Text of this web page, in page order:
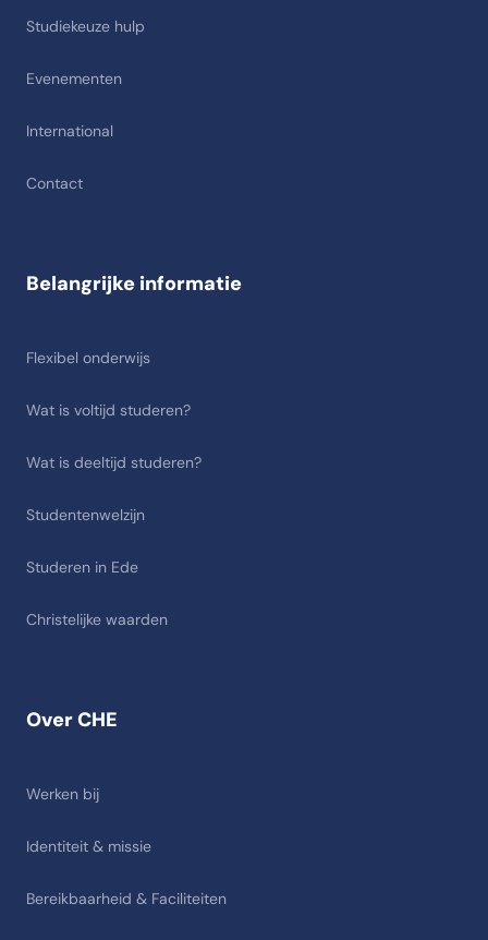
Studiekeuze hulp
Evenementen
International
Contact
Over CHE
Werken bij
Identiteit & missie
Bereikbaarheid & Faciliteiten
Belangrijke informatie
Flexibel onderwijs
Wat is voltijd studeren?
Wat is deeltijd studeren?
Studentenwelzijn
Studeren in Ede
Christelijke waarden